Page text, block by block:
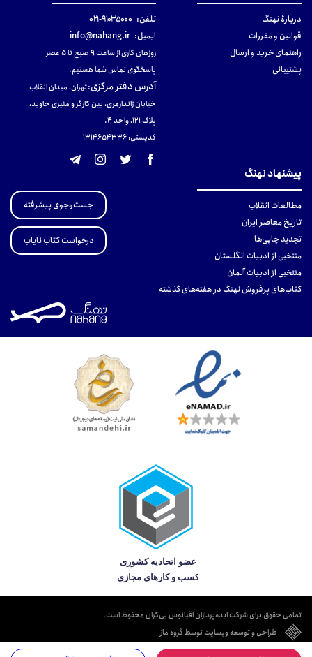
دربارهٔ نهنگ
قوانین و مقررات
راهنمای خرید و ارسال
پشتیبانی
تلفن: ۹۱۰۳۵۰۰۰-۰۲۱
ایمیل: info@nahang.ir
روزهای کاری از ساعت ۹ صبح تا ۵ عصر
پاسخگوی تماس شما هستیم.
آدرس دفتر مرکزی:تهران، میدان انقلاب
خیابان ژاندارمری، بین کارگر و منیری جاوید،
پلاک 121، واحد ۴.
کدپستی: 131465433۶
پیشنهاد نهنگ
مطالعات انقلاب
تاریخ معاصر ایران
تجدید چاپی‌ها
منتخبی از ادبیات انگلستان
منتخبی از ادبیات آلمان
کتاب‌های پرفروش نهنگ در هفته‌های گذشته
جست‌وجوی پیشرفته
درخواست کتاب نایاب
تمامی حقوق برای شرکت ایده‌پردازان اقیانوس بی‌کران محفوظ است.
طراحی و توسعه وبسایت توسط گروه ماز